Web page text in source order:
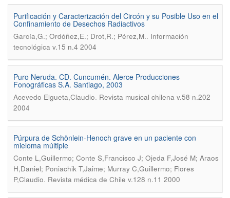
Purificación y Caracterización del Circón y su Posible Uso en el
Confinamiento de Desechos Radiactivos
García,G.; Ordóñez,E.; Drot,R.; Pérez,M.. Información
tecnológica v.15 n.4 2004
Puro Neruda. CD. Cuncumén. Alerce Producciones
Fonográficas S.A. Santiago, 2003
Acevedo Elgueta,Claudio. Revista musical chilena v.58 n.202
2004
Púrpura de Schönlein-Henoch grave en un paciente con
mieloma múltiple
Conte L,Guillermo; Conte S,Francisco J; Ojeda F,José M; Araos
H,Daniel; Poniachik T,Jaime; Murray C,Guillermo; Flores
P,Claudio. Revista médica de Chile v.128 n.11 2000